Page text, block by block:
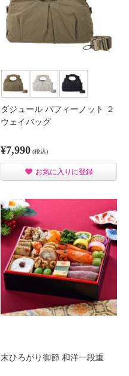
ダジュール パフィーノット ２
ウェイバッグ
¥7,990 (税込)
お気に入りに登録
末ひろがり御節 和洋一段重